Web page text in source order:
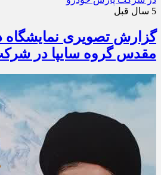
5 سال قبل
گزارش تصویری نمایشگاه
مقدس گروه سایپا در